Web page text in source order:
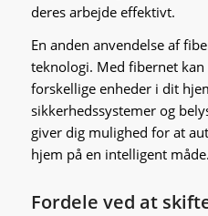
deres arbejde effektivt.
En anden anvendelse af
teknologi. Med fibernet
forskellige enheder i dit
sikkerhedssystemer og
giver dig mulighed for at
hjem på en intelligent måde.
Fordele ved at